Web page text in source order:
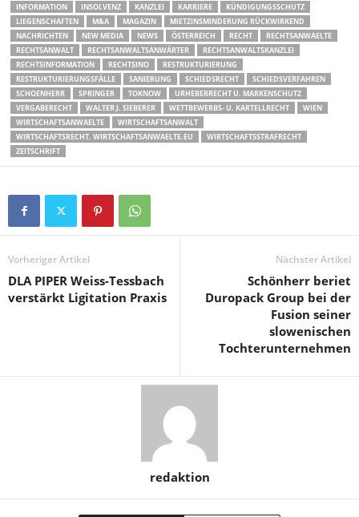
INFORMATION
INSOLVENZ KANZLEI KARRIERE
KÜNDIGUNGSSCHUTZ
LIEGENSCHAFTEN
M&A MAGAZIN
MIETZINSMINDERUNG RÜCKWIRKEND
NACHRICHTEN
NEW MEDIA NEWS ÖSTERREICH RECHT
RECHTSANWAELTE
RECHTSANWALT
RECHTSANWALTSANWÄRTER
RECHTSANWALTSKANZLEI
RECHTSINFORMATION
RECHTSINO
RESTRUKTURIERUNG
RESTRUKTURIERUNGSFÄLLE
SANIERUNG SCHIEDSRECHT
SCHIEDSVERFAHREN
SCHOENHERR
SPRINGER TOKNOW
URHEBERRECHT U. MARKENSCHUTZ
VERGABERECHT
WALTER J. SIEBERER WETTBEWERBS- U. KARTELLRECHT
WIEN
WIRTSCHAFTSANWAELTE
WIRTSCHAFTSANWALT
WIRTSCHAFTSRECHT. WIRTSCHAFTSANWAELTE.EU
WIRTSCHAFTSSTRAFRECHT
ZEITSCHRIFT
Vorheriger Artikel
DLA PIPER Weiss-Tessbach
verstärkt Ligitation Praxis
Nächster Artikel
Schönherr beriet
Duropack Group bei der
Fusion seiner
slowenischen
Tochterunternehmen
redaktion